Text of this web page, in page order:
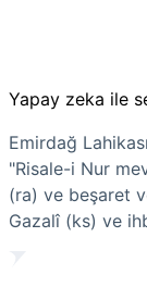
Yapay zeka ile
Emirdağ
"Risale-i Nur
(ra) ve beşaret
Gazalî (ks) ve